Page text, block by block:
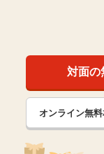
対面の
オンライン無